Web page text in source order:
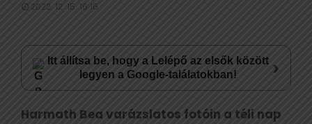
2022. 12. 15. 16:16
Itt állítsa be, hogy a Lelépő az elsők között
legyen a Google-találatokban!
›
Harmath Bea varázslatos fotóin a téli nap